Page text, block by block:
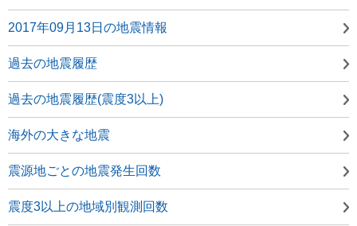
2017年09月13日の地震情報
過去の地震履歴
過去の地震履歴(震度3以上)
海外の大きな地震
震源地ごとの地震発生回数
震度3以上の地域別観測回数